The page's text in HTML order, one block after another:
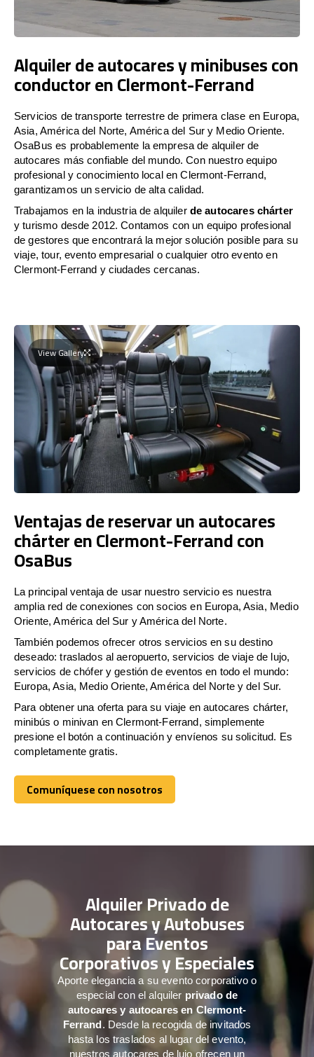
Alquiler de autocares y minibuses con
conductor en Clermont-Ferrand
Servicios de transporte terrestre de primera clase en Europa,
Asia, América del Norte, América del Sur y Medio Oriente.
OsaBus es probablemente la empresa de alquiler de
autocares más confiable del mundo. Con nuestro equipo
profesional y conocimiento local en Clermont-Ferrand,
garantizamos un servicio de alta calidad.
Trabajamos en la industria de alquiler de autocares chárter
y turismo desde 2012. Contamos con un equipo profesional
de gestores que encontrará la mejor solución posible para su
viaje, tour, evento empresarial o cualquier otro evento en
Clermont-Ferrand y ciudades cercanas.
View Gallery
Ventajas de reservar un autocares
chárter en Clermont-Ferrand con
OsaBus
La principal ventaja de usar nuestro servicio es nuestra
amplia red de conexiones con socios en Europa, Asia, Medio
Oriente, América del Sur y América del Norte.
También podemos ofrecer otros servicios en su destino
deseado: traslados al aeropuerto, servicios de viaje de lujo,
servicios de chófer y gestión de eventos en todo el mundo:
Europa, Asia, Medio Oriente, América del Norte y del Sur.
Para obtener una oferta para su viaje en autocares chárter,
minibús o minivan en Clermont-Ferrand, simplemente
presione el botón a continuación y envíenos su solicitud. Es
completamente gratis.
Comuníquese con nosotros
Comuníquese con nosotros
Alquiler Privado de
Autocares y Autobuses
para Eventos
Corporativos y Especiales
Aporte elegancia a su evento corporativo o
especial con el alquiler privado de
autocares y autocares en Clermont-
Ferrand. Desde la recogida de invitados
hasta los traslados al lugar del evento,
nuestros autocares de lujo ofrecen un